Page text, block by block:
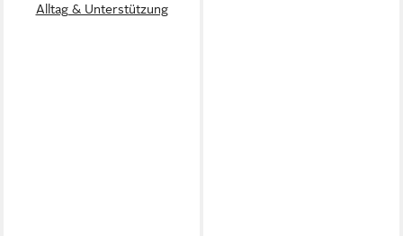
Alltag & Unterstützung